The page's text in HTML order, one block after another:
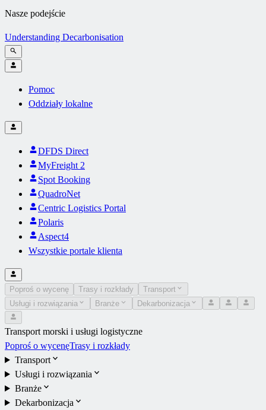
Nasze podejście
Understanding Decarbonisation
Pomoc
Oddziały lokalne
DFDS Direct
MyFreight 2
Spot Booking
QuadroNet
Centric Logistics Portal
Polaris
Aspect4
Wszystkie portale klienta
Poproś o wycenę Trasy i rozkłady
Transport
Usługi i rozwiązania
Branże Dekarbonizacja
Transport morski i usługi logistyczne
Poproś o wycenęTrasy i rozkłady
Transport
Usługi i rozwiązania
Branże
Dekarbonizacja